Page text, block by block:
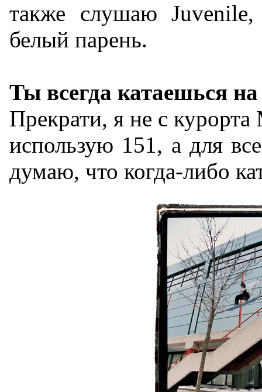
также слушаю
белый парень.
Ты всегда катаешься
Прекрати, я не с
использую 151, а для
думаю, что когда-либо